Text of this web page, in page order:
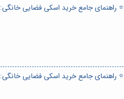
⭐️ راهنمای جامع خرید اسکی فضایی
⭐️ راهنمای جامع خرید اسکی فضایی خانگی: